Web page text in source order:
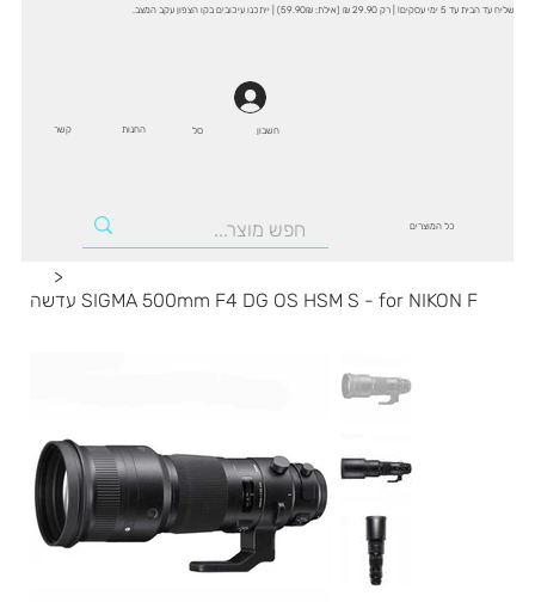
שליח עד הבית עד 5 ימי עסקים! | רק 29.90 ₪ (אילת: 59.90₪) | ייתכנו עיכובים בקו הצפון עקב המצב.
חשבון סל קשר החנות
כל המוצרים
>
עדשה SIGMA 500mm F4 DG OS HSM S - for NIKON F